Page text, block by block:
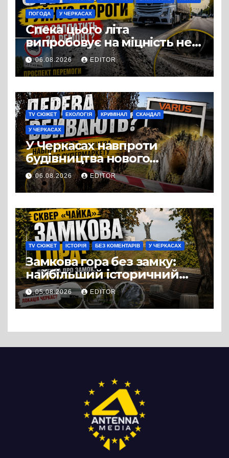
ПОГОДА У ЧЕРКАСАХ
Спека цього літа
випробовує на міцність не
лише людей, а й дороги
Черкас
06.08.2026 EDITOR
TV СЮЖЕТ ЕКОЛОГІЯ КРИМІНАЛ СКАНДАЛ
У ЧЕРКАСАХ
У Черкасах навпроти
будівництва нового
супермаркету VARUS на
проспекті Перемоги всохли
дерева. І це навряд чи
можна назвати
випадковістю
06.08.2026 EDITOR
TV СЮЖЕТ ІСТОРІЯ БЕЗ КОМЕНТАРІВ У ЧЕРКАСАХ
Замкова гора без замку:
найбільший історичний
міф Черкас
05.08.2026 EDITOR